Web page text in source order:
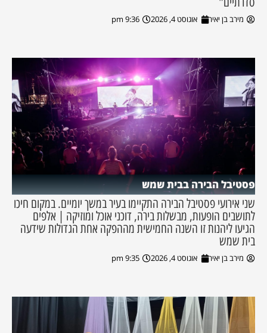
מירב בן יאיר אוגוסט 4, 2026 9:36 pm
פסטיבל הבירה בבית שמש
שני אירועי פסטיבל הבירה התקיימו בעיר במשך יומיים. במקום חיכו
לתושבים הופעות, מבשלות בירה, דוכני אוכל ומוזיקה | אלפים
הגיעו ליהנות זו השנה החמישית מההפקה אחת הגדולות שידעה
בית שמש
מירב בן יאיר אוגוסט 4, 2026 9:35 pm